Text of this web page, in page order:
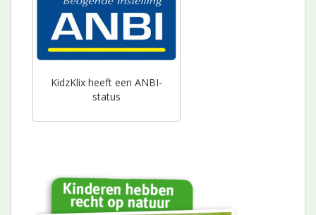
KidzKlix heeft een ANBI-
status